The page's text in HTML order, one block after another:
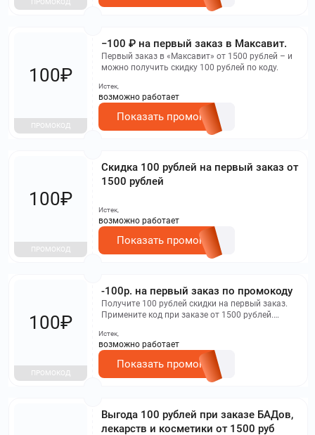
ПРОМОКОД
−100 ₽ на первый заказ в Максавит.
Первый заказ в «Максавит» от 1500 рублей – и
можно получить скидку 100 рублей по коду.
100₽
ПРОМОКОД
Истек,
возможно работает
Показать промокод
Скидка 100 рублей на первый заказ от
1500 рублей
100₽
ПРОМОКОД
Истек,
возможно работает
Показать промокод
-100р. на первый заказ по промокоду
Получите 100 рублей скидки на первый заказ.
Примените код при заказе от 1500 рублей.
товары, уже со скидкой или участвующие в
специальных акциях.
100₽
ПРОМОКОД
Истек,
возможно работает
Показать промокод
Выгода 100 рублей при заказе БАДов,
лекарств и косметики от 1500 руб